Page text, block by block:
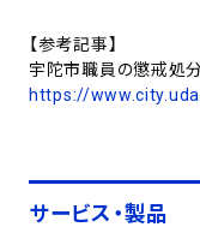
【参考記事】
宇陀市職員の懲戒処
https://
サービス・製品